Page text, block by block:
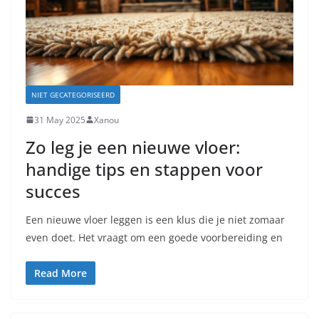
NIET GECATEGORISEERD
31 May 2025 Xanou
Zo leg je een nieuwe vloer:
handige tips en stappen voor
succes
Een nieuwe vloer leggen is een klus die je niet zomaar
even doet. Het vraagt om een goede voorbereiding en
Read More